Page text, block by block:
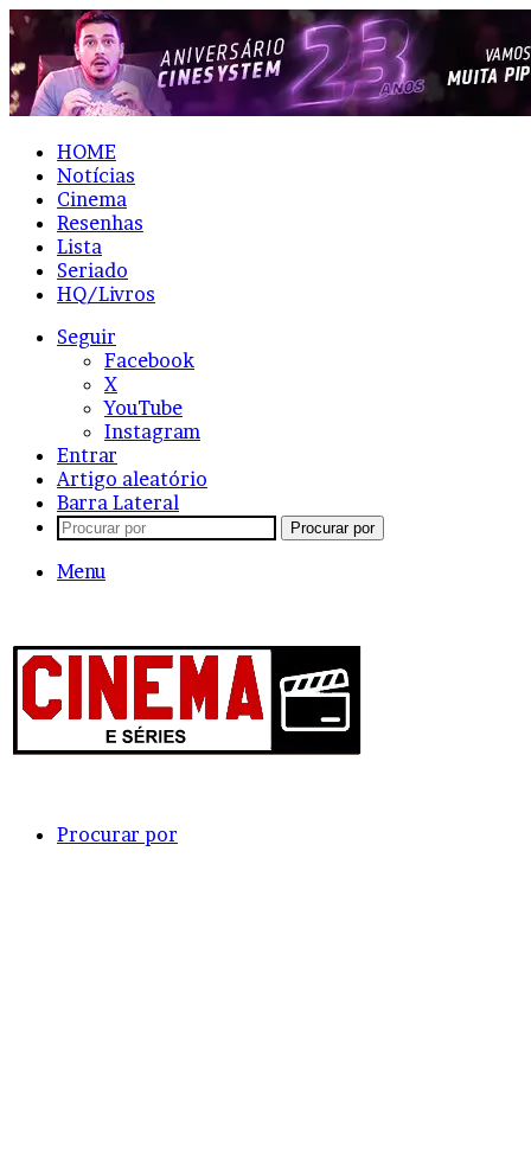
HOME
Notícias
Cinema
Resenhas
Lista
Seriado
HQ/Livros
Seguir
Facebook
X
YouTube
Instagram
Entrar
Artigo aleatório
Barra Lateral
Procurar por
Menu
Procurar por